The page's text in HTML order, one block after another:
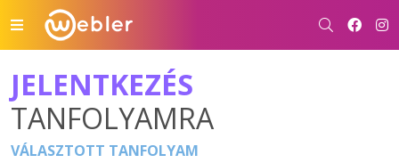
JELENTKEZÉS
TANFOLYAMRA
VÁLASZTOTT TANFOLYAM